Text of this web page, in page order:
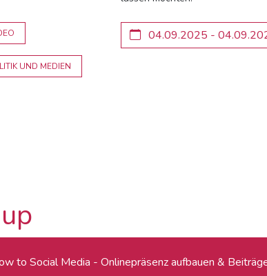
UND MEDIEN
to Social Media - Onlinepräsenz aufbauen &